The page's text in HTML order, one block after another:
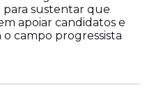
sustentar que
apoiar candidatos e
campo progressista